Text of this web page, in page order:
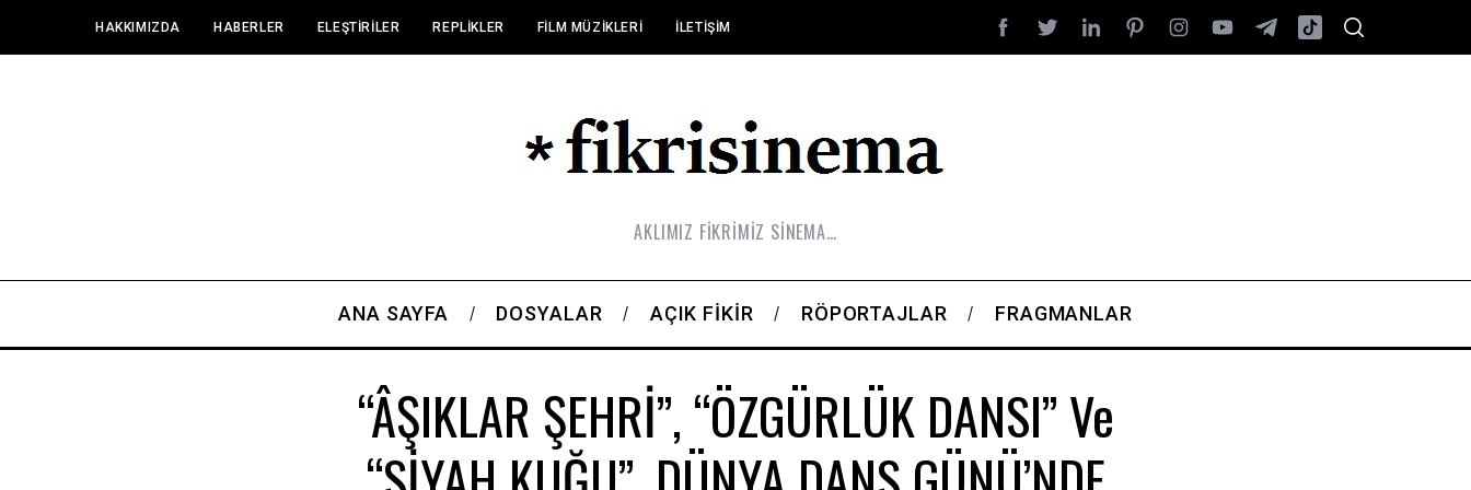
HAKKIMIZDA HABERLER ELEŞTIRILER REPLIKLER FILM MÜZIKLERI İLETIŞIM
AKLIMIZ FİKRİMİZ SİNEMA…
ANA SAYFA DOSYALAR AÇIK FIKIR RÖPORTAJLAR FRAGMANLAR
“ÂŞIKLAR ŞEHRİ”, “ÖZGÜRLÜK DANSI” Ve